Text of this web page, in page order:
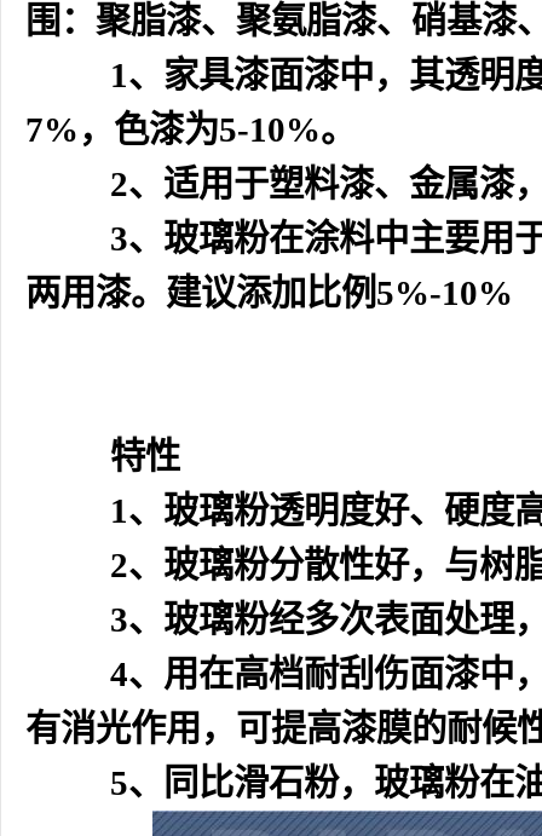
围：聚脂漆、聚氨脂漆、硝基漆
1、家具漆面漆中，其透明
7% ，色漆为5-10%。
2、适用于塑料漆、金属漆
3、玻璃粉在涂料中主要用
两用漆。建议添加比例5%-10%
特性
1、玻璃粉透明度好、硬度
2、玻璃粉分散性好，与树
3、玻璃粉经多次表面处理
4、用在高档耐刮伤面漆中
有消光作用，可提高漆膜的耐候
5、同比滑石粉，玻璃粉在